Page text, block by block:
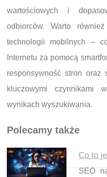
wartościowych i
odbiorców. Warto
technologii mobilnych –
Internetu za pomocą
responsywność stron oraz
kluczowymi czynnikami
wynikach wyszukiwania.
Polecamy także
Co to
SEO